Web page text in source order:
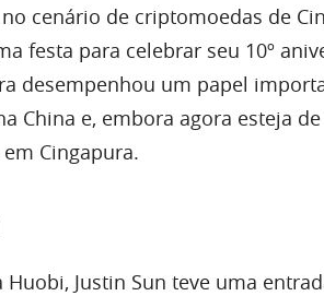
cenário de criptomoedas de
festa para celebrar seu 10º
desempenhou um papel
China e, embora agora esteja
Cingapura.
Justin Sun teve uma